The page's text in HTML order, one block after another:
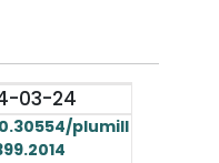
03-24
plumill